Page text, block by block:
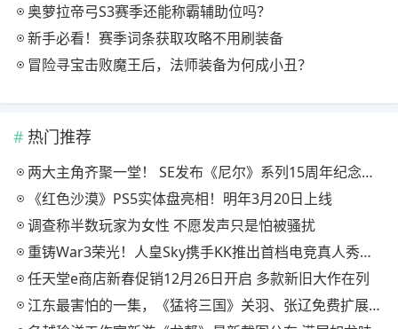
奥萝拉帝弓S3赛季还能称霸辅助位吗？
新手必看！赛季词条获取攻略不用刷装备
冒险寻宝击败魔王后，法师装备为何成小丑？
热门推荐
两大主角齐聚一堂！ SE发布《尼尔》系列15周年纪念典藏套装
《红色沙漠》PS5实体盘亮相！明年3月20日上线
调查称半数玩家为女性 不愿发声只是怕被骚扰
重铸War3荣光！人皇Sky携手KK推出首档电竞真人秀《寻找下一个Sky》
任天堂e商店新春促销12月26日开启 多款新旧大作在列
江东最害怕的一集，《猛将三国》关羽、张辽免费扩展包现已上线